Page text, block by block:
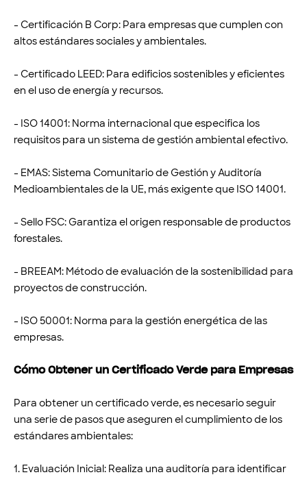
- Certificación B Corp: Para empresas que cumplen con
altos estándares sociales y ambientales.
- Certificado LEED: Para edificios sostenibles y eficientes
en el uso de energía y recursos.
- ISO 14001: Norma internacional que especifica los
requisitos para un sistema de gestión ambiental efectivo.
- EMAS: Sistema Comunitario de Gestión y Auditoría
Medioambientales de la UE, más exigente que ISO 14001.
- Sello FSC: Garantiza el origen responsable de productos
forestales.
- BREEAM: Método de evaluación de la sostenibilidad para
proyectos de construcción.
- ISO 50001: Norma para la gestión energética de las
empresas.
Cómo Obtener un Certificado Verde para Empresas
Para obtener un certificado verde, es necesario seguir
una serie de pasos que aseguren el cumplimiento de los
estándares ambientales:
1. Evaluación Inicial: Realiza una auditoría para identificar